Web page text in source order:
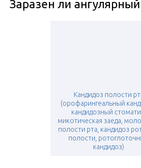
Заразен ли
Кандидоз полости
(орофарингеальный
кандидозный
микотическая заеда,
полости рта, кандидоз
полости,
кандидоз)